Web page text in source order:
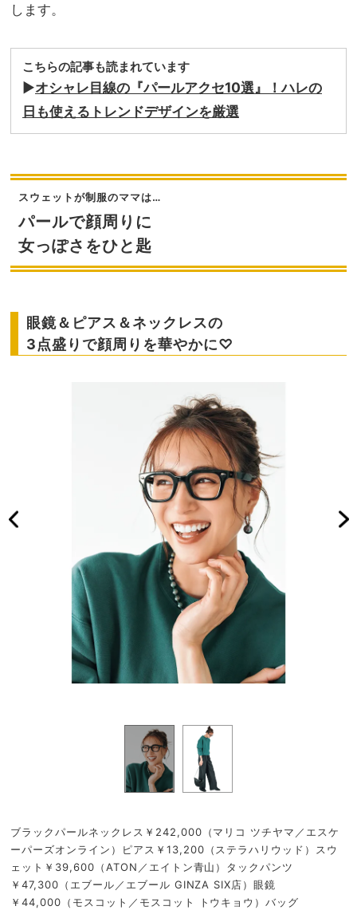
します。
こちらの記事も読まれています
▶︎オシャレ目線の『パールアクセ10選』！ハレの
日も使えるトレンドデザインを厳選
スウェットが制服のママは…
パールで顔周りに
女っぽさをひと匙
眼鏡＆ピアス＆ネックレスの
3点盛りで顔周りを華やかに♡
ブラックパールネックレス￥242,000（マリコ ツチヤマ／エスケ
ーパーズオンライン）ピアス￥13,200（ステラハリウッド）スウ
ェット￥39,600（ATON／エイトン青山）タックパンツ
￥47,300（エブール／エブール GINZA SIX店）眼鏡
￥44,000（モスコット／モスコット トウキョウ）バッグ